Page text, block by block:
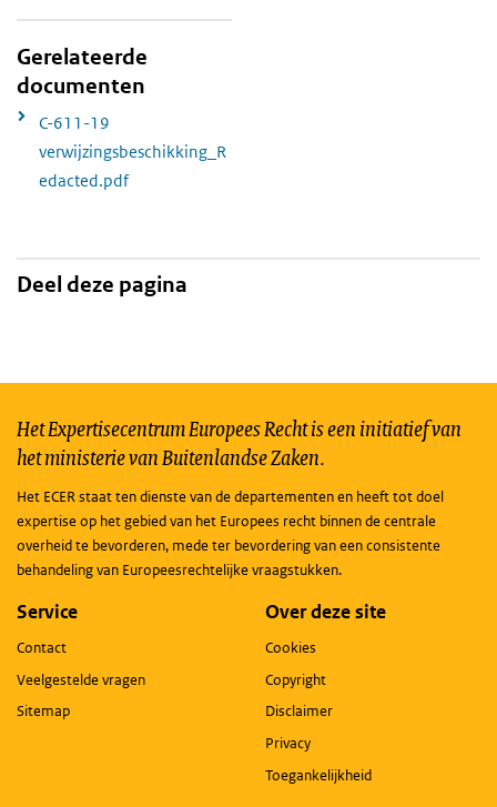
Gerelateerde
documenten
C-611-19
verwijzingsbeschikking_R
edacted.pdf
Deel deze pagina
Het Expertisecentrum Europees Recht is een initiatief van
het ministerie van Buitenlandse Zaken.
Het ECER staat ten dienste van de departementen en heeft tot doel
expertise op het gebied van het Europees recht binnen de centrale
overheid te bevorderen, mede ter bevordering van een consistente
behandeling van Europeesrechtelijke vraagstukken.
Service
Contact
Veelgestelde vragen
Sitemap
Over deze site
Cookies
Copyright
Disclaimer
Privacy
Toegankelijkheid